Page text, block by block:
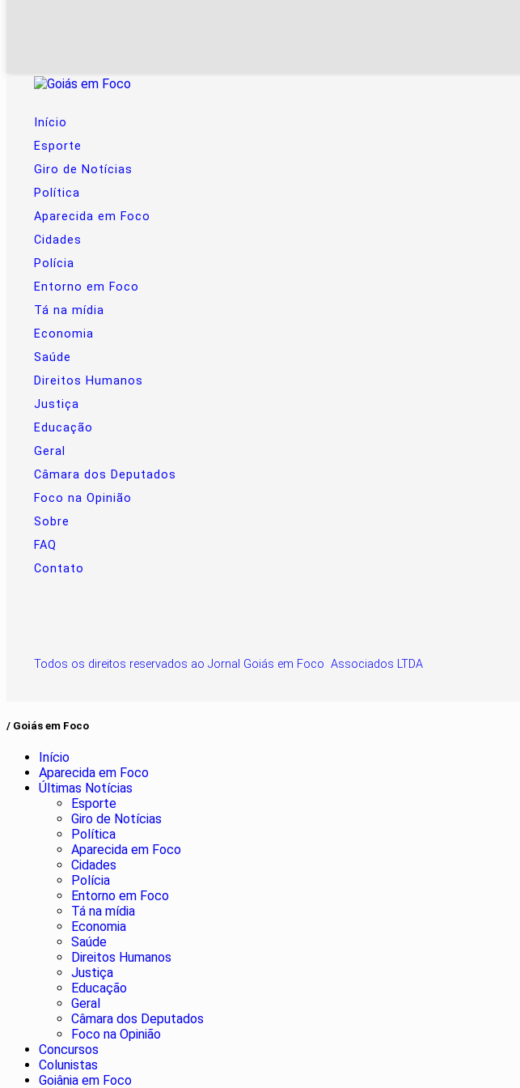
Início
Esporte
Giro de Notícias
Política
Aparecida em Foco
Cidades
Polícia
Entorno em Foco
Tá na mídia
Economia
Saúde
Direitos Humanos
Justiça
Educação
Geral
Câmara dos Deputados
Foco na Opinião
Sobre
FAQ
Contato
Todos os direitos reservados ao Jornal Goiás em Foco Associados LTDA
/ Goiás em Foco
Início
Aparecida em Foco
Últimas Notícias
Esporte
Giro de Notícias
Política
Aparecida em Foco
Cidades
Polícia
Entorno em Foco
Tá na mídia
Economia
Saúde
Direitos Humanos
Justiça
Educação
Geral
Câmara dos Deputados
Foco na Opinião
Concursos
Colunistas
Goiânia em Foco